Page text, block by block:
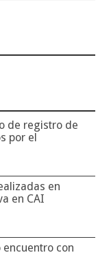
de registro de
por el
en
en CAI
con